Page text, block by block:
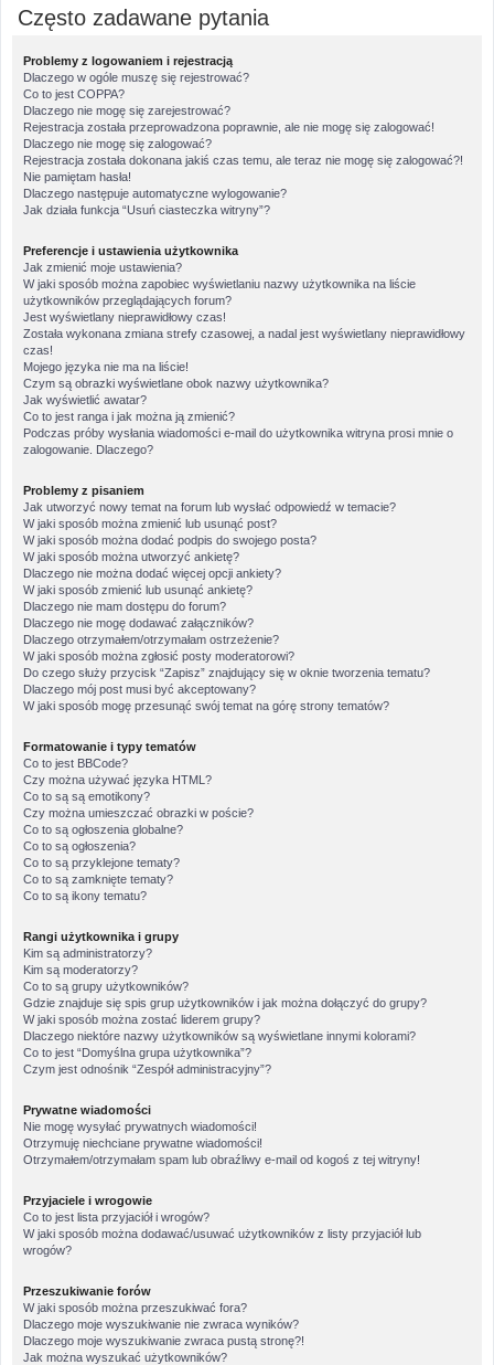
Często zadawane pytania
Problemy z logowaniem i rejestracją
Dlaczego w ogóle muszę się rejestrować?
Co to jest COPPA?
Dlaczego nie mogę się zarejestrować?
Rejestracja została przeprowadzona poprawnie, ale nie mogę się zalogować!
Dlaczego nie mogę się zalogować?
Rejestracja została dokonana jakiś czas temu, ale teraz nie mogę się zalogować?!
Nie pamiętam hasła!
Dlaczego następuje automatyczne wylogowanie?
Jak działa funkcja “Usuń ciasteczka witryny”?
Preferencje i ustawienia użytkownika
Jak zmienić moje ustawienia?
W jaki sposób można zapobiec wyświetlaniu nazwy użytkownika na liście
użytkowników przeglądających forum?
Jest wyświetlany nieprawidłowy czas!
Została wykonana zmiana strefy czasowej, a nadal jest wyświetlany nieprawidłowy
czas!
Mojego języka nie ma na liście!
Czym są obrazki wyświetlane obok nazwy użytkownika?
Jak wyświetlić awatar?
Co to jest ranga i jak można ją zmienić?
Podczas próby wysłania wiadomości e-mail do użytkownika witryna prosi mnie o
zalogowanie. Dlaczego?
Problemy z pisaniem
Jak utworzyć nowy temat na forum lub wysłać odpowiedź w temacie?
W jaki sposób można zmienić lub usunąć post?
W jaki sposób można dodać podpis do swojego posta?
W jaki sposób można utworzyć ankietę?
Dlaczego nie można dodać więcej opcji ankiety?
W jaki sposób zmienić lub usunąć ankietę?
Dlaczego nie mam dostępu do forum?
Dlaczego nie mogę dodawać załączników?
Dlaczego otrzymałem/otrzymałam ostrzeżenie?
W jaki sposób można zgłosić posty moderatorowi?
Do czego służy przycisk “Zapisz” znajdujący się w oknie tworzenia tematu?
Dlaczego mój post musi być akceptowany?
W jaki sposób mogę przesunąć swój temat na górę strony tematów?
Formatowanie i typy tematów
Co to jest BBCode?
Czy można używać języka HTML?
Co to są są emotikony?
Czy można umieszczać obrazki w poście?
Co to są ogłoszenia globalne?
Co to są ogłoszenia?
Co to są przyklejone tematy?
Co to są zamknięte tematy?
Co to są ikony tematu?
Rangi użytkownika i grupy
Kim są administratorzy?
Kim są moderatorzy?
Co to są grupy użytkowników?
Gdzie znajduje się spis grup użytkowników i jak można dołączyć do grupy?
W jaki sposób można zostać liderem grupy?
Dlaczego niektóre nazwy użytkowników są wyświetlane innymi kolorami?
Co to jest “Domyślna grupa użytkownika”?
Czym jest odnośnik “Zespół administracyjny”?
Prywatne wiadomości
Nie mogę wysyłać prywatnych wiadomości!
Otrzymuję niechciane prywatne wiadomości!
Otrzymałem/otrzymałam spam lub obraźliwy e-mail od kogoś z tej witryny!
Przyjaciele i wrogowie
Co to jest lista przyjaciół i wrogów?
W jaki sposób można dodawać/usuwać użytkowników z listy przyjaciół lub
wrogów?
Przeszukiwanie forów
W jaki sposób można przeszukiwać fora?
Dlaczego moje wyszukiwanie nie zwraca wyników?
Dlaczego moje wyszukiwanie zwraca pustą stronę?!
Jak można wyszukać użytkowników?